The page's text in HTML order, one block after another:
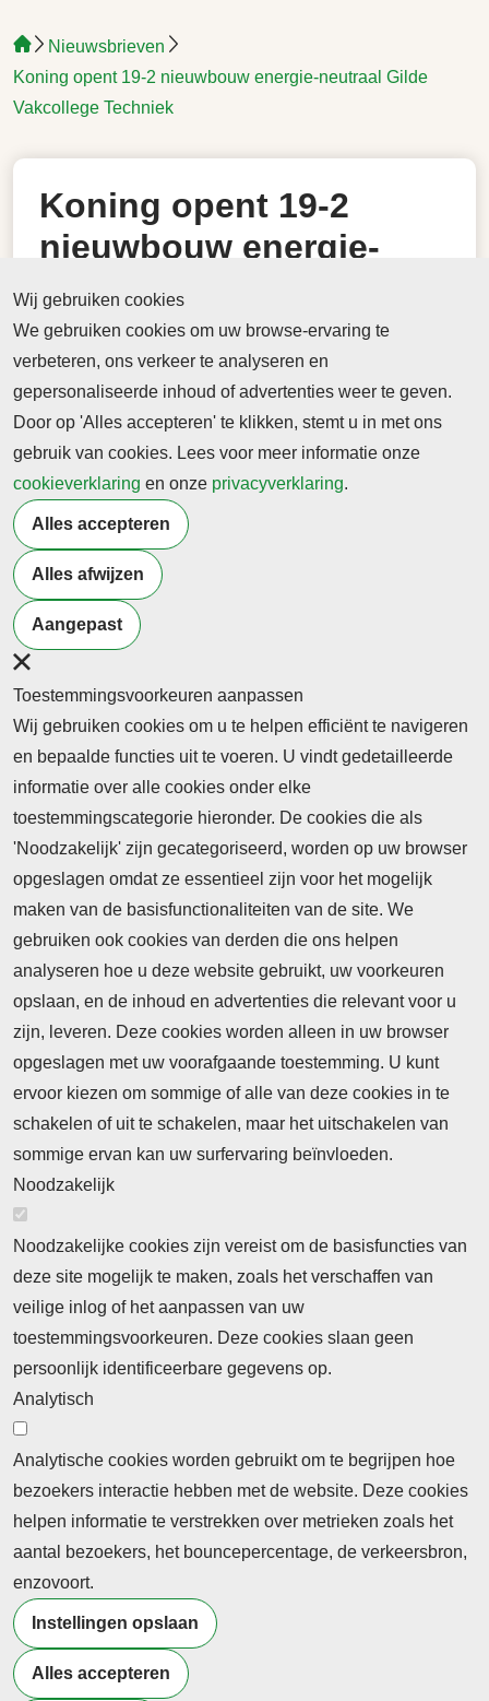
Nieuwsbrieven
Koning opent 19-2 nieuwbouw energie-neutraal Gilde
Vakcollege Techniek
Koning opent 19-2
nieuwbouw energie-
neutraal Gilde
Vakcollege Techniek
Koning opent 19-2 nieuwbouw energie-neutraal
29 januari 2025
Koning opent 19-2 nieuwbouw energie-neutraal
Gilde Vakcollege Techniek
-> Lees hier de online versie
Terug naar nieuwsoverzicht
Wij gebruiken cookies
We gebruiken cookies om uw browse-ervaring te
verbeteren, ons verkeer te analyseren en
gepersonaliseerde inhoud of advertenties weer te geven.
Door op 'Alles accepteren' te klikken, stemt u in met ons
gebruik van cookies. Lees voor meer informatie onze
cookieverklaring en onze privacyverklaring.
Alles accepteren
Alles afwijzen
Aangepast
Toestemmingsvoorkeuren aanpassen
Wij gebruiken cookies om u te helpen efficiënt te navigeren
en bepaalde functies uit te voeren. U vindt gedetailleerde
informatie over alle cookies onder elke
toestemmingscategorie hieronder. De cookies die als
'Noodzakelijk' zijn gecategoriseerd, worden op uw browser
opgeslagen omdat ze essentieel zijn voor het mogelijk
maken van de basisfunctionaliteiten van de site. We
gebruiken ook cookies van derden die ons helpen
analyseren hoe u deze website gebruikt, uw voorkeuren
opslaan, en de inhoud en advertenties die relevant voor u
zijn, leveren. Deze cookies worden alleen in uw browser
opgeslagen met uw voorafgaande toestemming. U kunt
ervoor kiezen om sommige of alle van deze cookies in te
schakelen of uit te schakelen, maar het uitschakelen van
sommige ervan kan uw surfervaring beïnvloeden.
Noodzakelijk
Noodzakelijke cookies zijn vereist om de basisfuncties van
deze site mogelijk te maken, zoals het verschaffen van
veilige inlog of het aanpassen van uw
toestemmingsvoorkeuren. Deze cookies slaan geen
persoonlijk identificeerbare gegevens op.
Analytisch
Analytische cookies worden gebruikt om te begrijpen hoe
bezoekers interactie hebben met de website. Deze cookies
helpen informatie te verstrekken over metrieken zoals het
aantal bezoekers, het bouncepercentage, de verkeersbron,
enzovoort.
Instellingen opslaan
Alles accepteren
Nieuws
Neem contact op
Algemene Leveringsvoorwaarden
Cookieverklaring
Privacyverklaring
Abonnementinformatie Inlogprocedure
Nieuws
Laatste nieuws
Meld u aan voor onze nieuwsbrief
Ontvang 2 keer per maand de nieuwsbrief met
persberichten, actualiteiten, nieuws en personalia uit het
beroepsonderwijs.
©2026 Profiel Actueel